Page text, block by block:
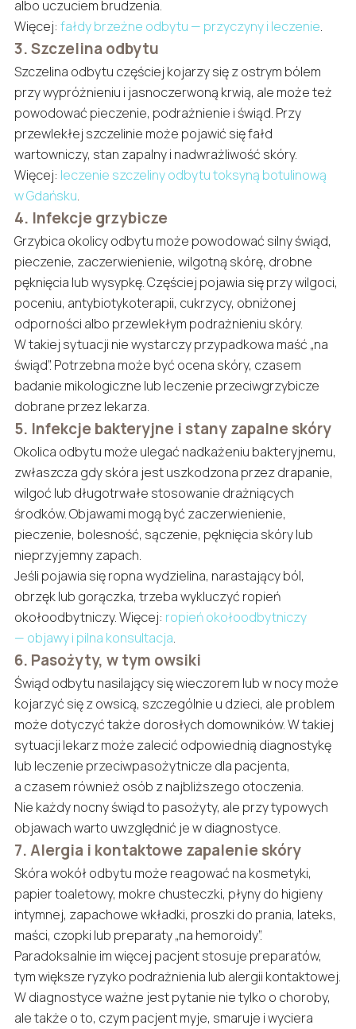
albo uczuciem brudzenia.
Więcej: fałdy brzeżne odbytu — przyczyny i leczenie.
3. Szczelina odbytu
Szczelina odbytu częściej kojarzy się z ostrym bólem
przy wypróżnieniu i jasnoczerwoną krwią, ale może też
powodować pieczenie, podrażnienie i świąd. Przy
przewlekłej szczelinie może pojawić się fałd
wartowniczy, stan zapalny i nadwrażliwość skóry.
Więcej: leczenie szczeliny odbytu toksyną botulinową
w Gdańsku.
4. Infekcje grzybicze
Grzybica okolicy odbytu może powodować silny świąd,
pieczenie, zaczerwienienie, wilgotną skórę, drobne
pęknięcia lub wysypkę. Częściej pojawia się przy wilgoci,
poceniu, antybiotykoterapii, cukrzycy, obniżonej
odporności albo przewlekłym podrażnieniu skóry.
W takiej sytuacji nie wystarczy przypadkowa maść „na
świąd”. Potrzebna może być ocena skóry, czasem
badanie mikologiczne lub leczenie przeciwgrzybicze
dobrane przez lekarza.
5. Infekcje bakteryjne i stany zapalne skóry
Okolica odbytu może ulegać nadkażeniu bakteryjnemu,
zwłaszcza gdy skóra jest uszkodzona przez drapanie,
wilgoć lub długotrwałe stosowanie drażniących
środków. Objawami mogą być zaczerwienienie,
pieczenie, bolesność, sączenie, pęknięcia skóry lub
nieprzyjemny zapach.
Jeśli pojawia się ropna wydzielina, narastający ból,
obrzęk lub gorączka, trzeba wykluczyć ropień
okołoodbytniczy. Więcej: ropień okołoodbytniczy
— objawy i pilna konsultacja.
6. Pasożyty, w tym owsiki
Świąd odbytu nasilający się wieczorem lub w nocy może
kojarzyć się z owsicą, szczególnie u dzieci, ale problem
może dotyczyć także dorosłych domowników. W takiej
sytuacji lekarz może zalecić odpowiednią diagnostykę
lub leczenie przeciwpasożytnicze dla pacjenta,
a czasem również osób z najbliższego otoczenia.
Nie każdy nocny świąd to pasożyty, ale przy typowych
objawach warto uwzględnić je w diagnostyce.
7. Alergia i kontaktowe zapalenie skóry
Skóra wokół odbytu może reagować na kosmetyki,
papier toaletowy, mokre chusteczki, płyny do higieny
intymnej, zapachowe wkładki, proszki do prania, lateks,
maści, czopki lub preparaty „na hemoroidy”.
Paradoksalnie im więcej pacjent stosuje preparatów,
tym większe ryzyko podrażnienia lub alergii kontaktowej.
W diagnostyce ważne jest pytanie nie tylko o choroby,
ale także o to, czym pacjent myje, smaruje i wyciera